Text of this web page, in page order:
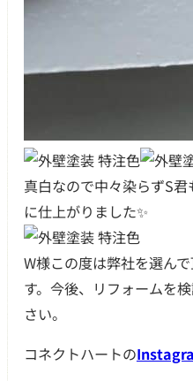
真白なので中々染らずS
に仕上がりました✨
W様この度は弊社を選ん
す。今後、リフォームを
さい。
コネクトハートの